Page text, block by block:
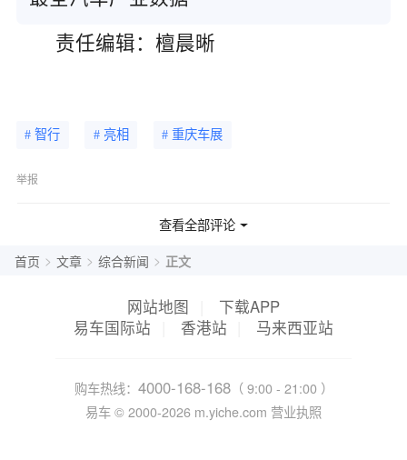
责任编辑：檀晨晰
# 智行 # 亮相 # 重庆车展
举报
查看全部评论
首页 > 文章 > 综合新闻 > 正文
网站地图
下载APP
易车国际站
香港站 马来西亚站
购车热线： 4000-168-168（ 9:00 - 21:00 ）
易车 © 2000-2026 m.yiche.com 营业执照